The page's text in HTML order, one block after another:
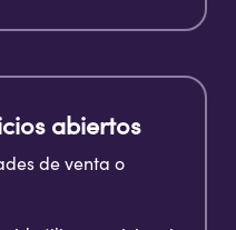
abiertos
de venta o